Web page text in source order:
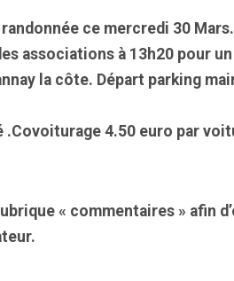
ce mercredi 30
associations à 13h20 pour
la côte. Départ parking
.Covoiturage 4.50 euro par
« commentaires » afin